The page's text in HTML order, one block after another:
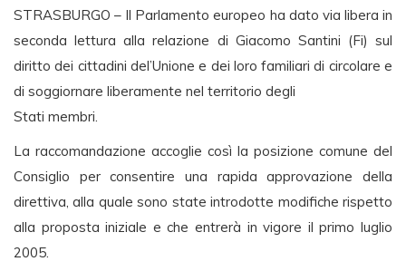
STRASBURGO – Il Parlamento europeo ha dato via libera in
seconda lettura alla relazione di Giacomo Santini (Fi) sul
diritto dei cittadini del’Unione e dei loro familiari di circolare e
di soggiornare liberamente nel territorio degli
Stati membri.
La raccomandazione accoglie così la posizione comune del
Consiglio per consentire una rapida approvazione della
direttiva, alla quale sono state introdotte modifiche rispetto
alla proposta iniziale e che entrerà in vigore il primo luglio
2005.